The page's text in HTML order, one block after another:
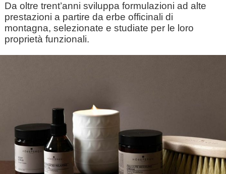
Da oltre trent’anni sviluppa formulazioni ad alte
prestazioni a partire da erbe officinali di
montagna, selezionate e studiate per le loro
proprietà funzionali.